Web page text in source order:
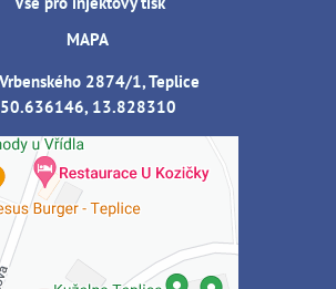
MAPA
2874/1, Teplice
50.636146, 13.828310
je blokován Volbami
soukromí